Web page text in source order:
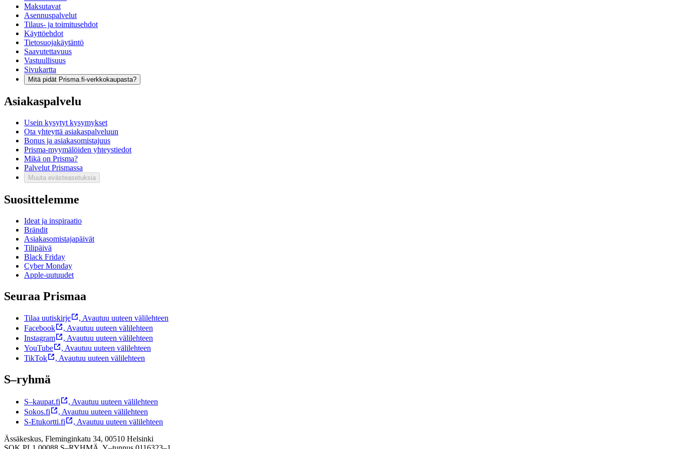
Maksutavat
Asennuspalvelut
Tilaus- ja toimitusehdot
Käyttöehdot
Tietosuojakäytäntö
Saavutettavuus
Vastuullisuus
Sivukartta
Mitä pidät Prisma.fi-verkkokaupasta?
Asiakaspalvelu
Usein kysytyt kysymykset
Ota yhteyttä asiakaspalveluun
Bonus ja asiakasomistajuus
Prisma-myymälöiden yhteystiedot
Mikä on Prisma?
Palvelut Prismassa
Muuta evästeasetuksia
Suosittelemme
Ideat ja inspiraatio
Brändit
Asiakasomistajapäivät
Tilipäivä
Black Friday
Cyber Monday
Apple-uutuudet
Seuraa Prismaa
Tilaa uutiskirje , Avautuu uuteen välilehteen
Facebook
, Avautuu uuteen välilehteen
Instagram
, Avautuu uuteen välilehteen
YouTube
, Avautuu uuteen välilehteen
TikTok
, Avautuu uuteen välilehteen
S–ryhmä
S–kaupat.fi , Avautuu uuteen välilehteen
Sokos.fi
, Avautuu uuteen välilehteen
S-Etukortti.fi
, Avautuu uuteen välilehteen
Ässäkeskus, Fleminginkatu 34, 00510 Helsinki